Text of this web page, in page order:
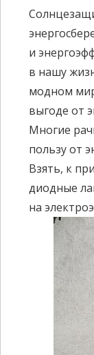
и
в нашу
модном
выгоде от
Многие
пользу от
Взять, к
диодные
на